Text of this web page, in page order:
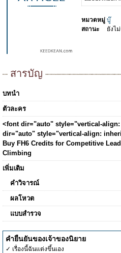
หมวดหมู่ บู๊
สถานะ
ยังไ
สารบัญ
บทนำ
ตัวละคร
<font dir="auto" style="vertical-
dir="auto" style="vertical-align:
Buy FH6 Credits for Competitive
Climbing
เพิ่มเติม
คำวิจารณ์
ผลโหวต
แบบสำรวจ
คำยืนยันของเจ้าของนิยาย
✓ เรื่องนี้ฉันแต่งขึ้นเอง